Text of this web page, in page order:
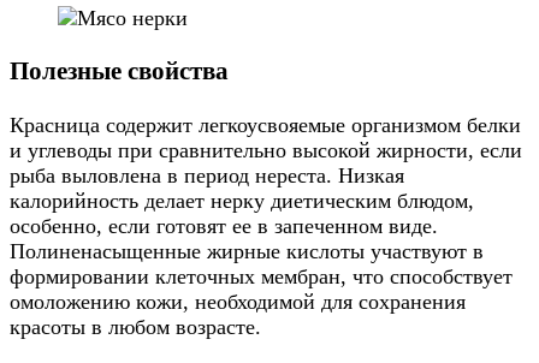
Полезные свойства
Красница содержит легкоусвояемые организмом белки
и углеводы при сравнительно высокой жирности, если
рыба выловлена в период нереста. Низкая
калорийность делает нерку диетическим блюдом,
особенно, если готовят ее в запеченном виде.
Полиненасыщенные жирные кислоты участвуют в
формировании клеточных мембран, что способствует
омоложению кожи, необходимой для сохранения
красоты в любом возрасте.